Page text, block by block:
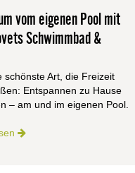
vom eigenen Pool mit
Schwimmbad &
schönste Art, die Freizeit
Entspannen zu Hause
– am und im eigenen Pool.